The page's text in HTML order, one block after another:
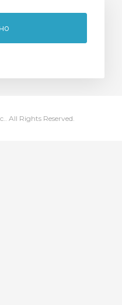
All Rights Reserved.